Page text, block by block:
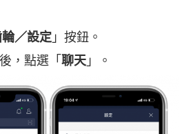
輪／設定 」按鈕。
，點選「 聊天 」。